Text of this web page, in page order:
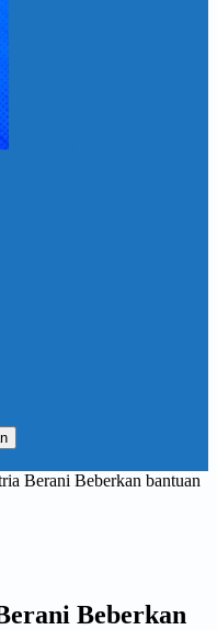
Berani Beberkan bantuan
Beberkan